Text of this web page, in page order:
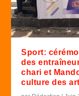
Sport:
des
chari et
culture des